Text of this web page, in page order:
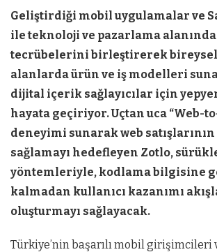
Geliştirdiği mobil uygulamalar ve
ile teknoloji ve pazarlama
tecrübelerini birleştirerek bireysel
alanlarda ürün ve iş modelleri
dijital içerik sağlayıcılar için
hayata geçiriyor. Uçtan uca “Web-
deneyimi sunarak web satışlarının
sağlamayı hedefleyen Zotlo,
yöntemleriyle, kodlama bilgisine
kalmadan kullanıcı kazanımı
oluşturmayı sağlayacak.
Türkiye’nin başarılı mobil girişimcileri